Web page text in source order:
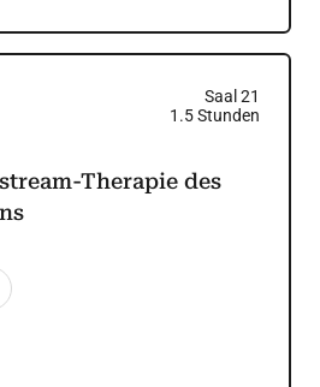
Saal 21
1.5Stunden
Therapie des